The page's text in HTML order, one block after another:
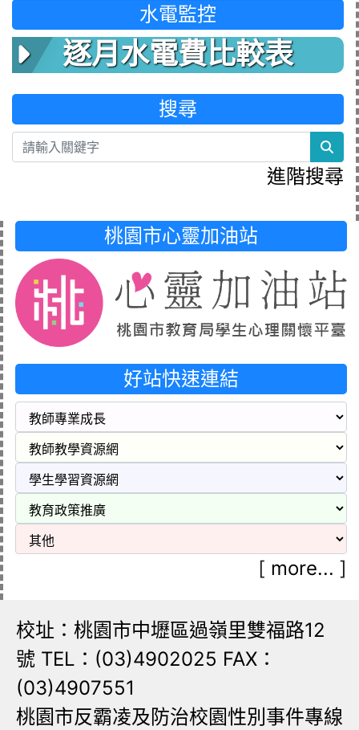
水電監控
逐月水電費比較表
搜尋
進階搜尋
桃園市心靈加油站
好站快速連結
[ more... ]
校址：桃園市中壢區過嶺里雙福路12
號 TEL：(03)4902025 FAX：
(03)4907551
桃園市反霸凌及防治校園性別事件專線